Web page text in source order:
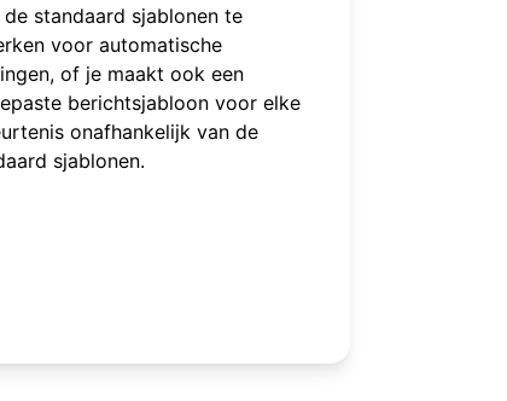
standaard sjablonen te
voor automatische
of je maakt ook een
berichtsjabloon voor elke
onafhankelijk van de
sjablonen.